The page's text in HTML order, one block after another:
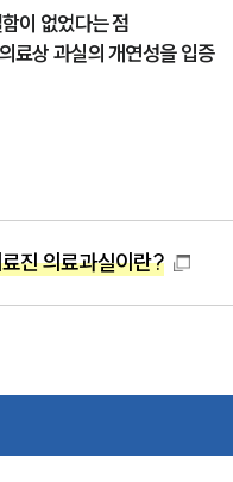
이 없었다는 점
료상 과실의 개연성을 입증
진 의료과실이란?